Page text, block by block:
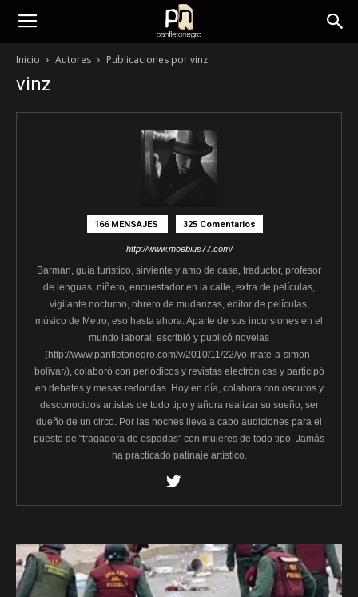
panfletonegro
Inicio Autores Publicaciones por vinz
vinz
166 MENSAJES 325 Comentarios
http://www.moebius77.com/
Barman, guía turístico, sirviente y amo de casa, traductor, profesor
de lenguas, niñero, encuestador en la calle, extra de películas,
vigilante nocturno, obrero de mudanzas, editor de películas,
músico de Metro; eso hasta ahora. Aparte de sus incursiones en el
mundo laboral, escribió y publicó novelas
(http://www.panfletonegro.com/v/2010/11/22/yo-mate-a-simon-
bolivar/), colaboró con periódicos y revistas electrónicas y participó
en debates y mesas redondas. Hoy en día, colabora con oscuros y
desconocidos artistas de todo tipo y añora realizar su sueño, ser
dueño de un circo. Por las noches lleva a cabo audiciones para el
puesto de “tragadora de espadas” con mujeres de todo tipo. Jamás
ha practicado patinaje artístico.